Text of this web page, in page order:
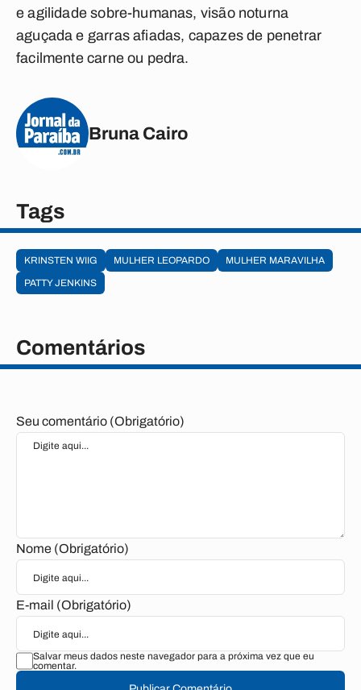
e agilidade sobre-humanas, visão noturna
aguçada e garras afiadas, capazes de penetrar
facilmente carne ou pedra.
Bruna Cairo
Tags
KRINSTEN WIIG MULHER LEOPARDO
MULHER MARAVILHA
PATTY JENKINS
Comentários
Seu comentário (Obrigatório)
Nome (Obrigatório)
E-mail (Obrigatório)
Salvar meus dados neste navegador para a próxima vez que eu
comentar.